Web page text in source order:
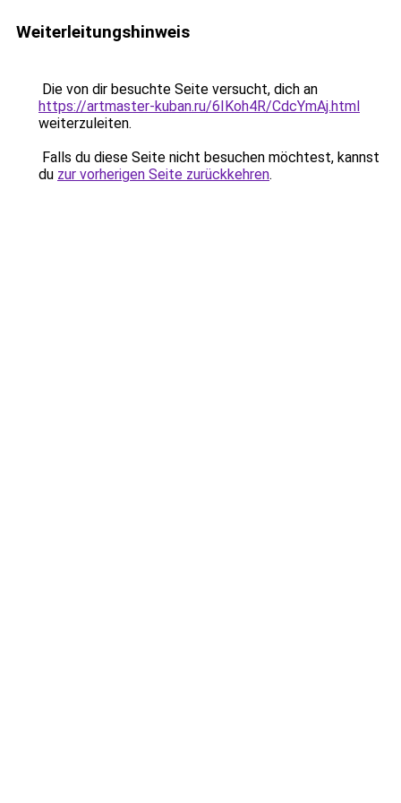
Weiterleitungshinweis
Die von dir besuchte Seite versucht, dich an
https://artmaster-kuban.ru/6IKoh4R/CdcYmAj.html
weiterzuleiten.
Falls du diese Seite nicht besuchen möchtest, kannst
du zur vorherigen Seite zurückkehren.